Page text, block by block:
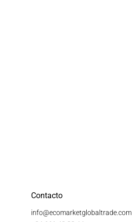
Contacto
info@ecomarketglobaltrade.com